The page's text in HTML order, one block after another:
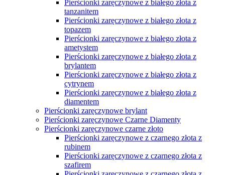
Pierścionki zaręczynowe z białego złota z
tanzanitem
Pierścionki zaręczynowe z białego złota z
topazem
Pierścionki zaręczynowe z białego złota z
ametystem
Pierścionki zaręczynowe z białego złota z
brylantem
Pierścionki zaręczynowe z białego złota z
cytrynem
Pierścionki zaręczynowe z białego złota z
diamentem
Pierścionki zaręczynowe brylant
Pierścionki zaręczynowe Czarne Diamenty
Pierścionki zaręczynowe czarne złoto
Pierścionki zaręczynowe z czarnego złota z
rubinem
Pierścionki zaręczynowe z czarnego złota z
szafirem